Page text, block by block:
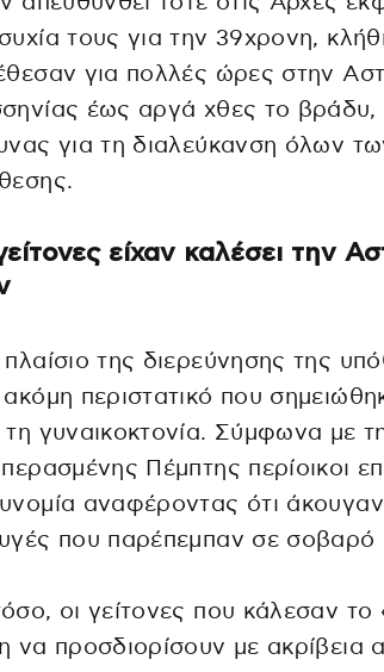
τους για την 39χρονη,
για πολλές ώρες στην
έως αργά χθες το βράδυ,
για τη διαλεύκανση όλων
είχαν καλέσει την
της διερεύνησης της
περιστατικό που
γυναικοκτονία. Σύμφωνα με
Πέμπτης περίοικοι
αναφέροντας ότι
που παρέπεμπαν σε σοβαρό
οι γείτονες που κάλεσαν το
να προσδιορίσουν με ακρίβεια